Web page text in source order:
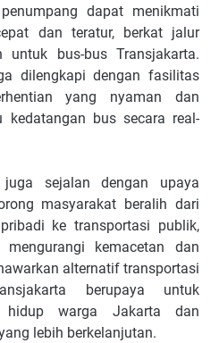
dapat menikmati
dan teratur, berkat jalur
untuk bus-bus Transjakarta.
dilengkapi dengan fasilitas
yang nyaman dan
kedatangan bus secara real-
sejalan dengan upaya
masyarakat beralih dari
ke transportasi publik,
kemacetan dan
alternatif transportasi
berupaya untuk
hidup warga Jakarta dan
lebih berkelanjutan.